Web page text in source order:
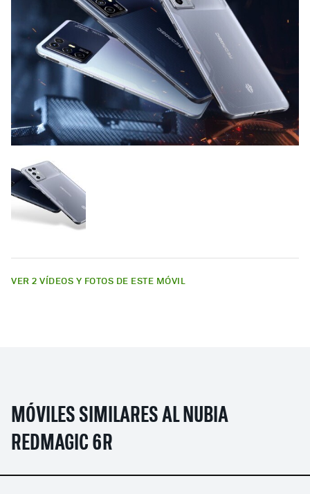
VER 2 VÍDEOS Y FOTOS DE ESTE MÓVIL
MÓVILES SIMILARES AL NUBIA
REDMAGIC 6R